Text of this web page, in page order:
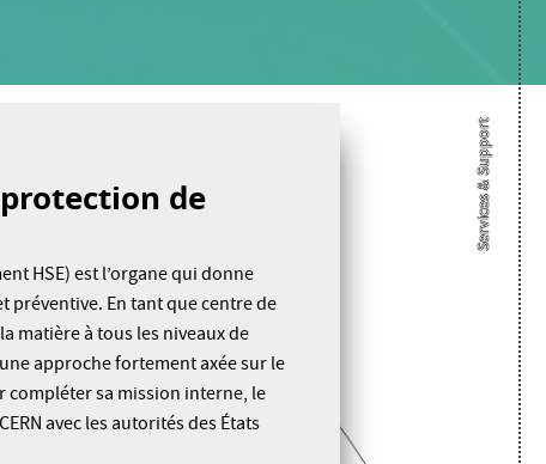
de
HSE) est l’organe qui donne
En tant que centre de
matière à tous les niveaux de
approche fortement axée sur le
compléter sa mission interne, le
avec les autorités des États
Services & Support